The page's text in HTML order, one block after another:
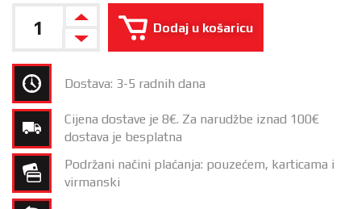
Dodaj u košaricu
Dostava: 3-5 radnih dana
Cijena dostave je 8€. Za narudžbe iznad 100€
dostava je besplatna
Podržani načini plaćanja: pouzećem, karticama i
virmanski